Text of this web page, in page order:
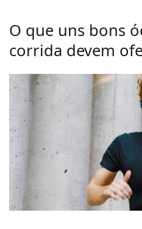
O que uns bons
corrida devem